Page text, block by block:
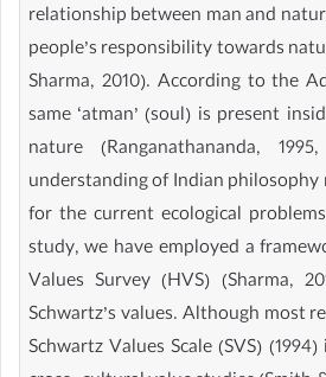
relationship between man and
people’s responsibility towards
Sharma, 2010). According to the
same ‘atman’ (soul) is present
nature (Ranganathananda,
understanding of Indian philosophy
for the current ecological
study, we have employed a
Values Survey (HVS) (Sharma,
Schwartz’s values. Although most
Schwartz Values Scale (SVS)